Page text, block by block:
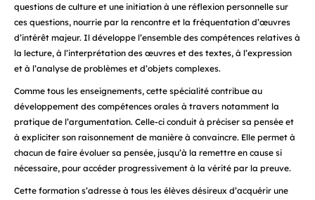
questions de culture et une initiation à une réflexion personnelle sur
ces questions, nourrie par la rencontre et la fréquentation d’œuvres
d’intérêt majeur. Il développe l’ensemble des compétences relatives à
la lecture, à l’interprétation des œuvres et des textes, à l’expression
et à l’analyse de problèmes et d’objets complexes.
Comme tous les enseignements, cette spécialité contribue au
développement des compétences orales à travers notamment la
pratique de l’argumentation. Celle-ci conduit à préciser sa pensée et
à expliciter son raisonnement de manière à convaincre. Elle permet à
chacun de faire évoluer sa pensée, jusqu’à la remettre en cause si
nécessaire, pour accéder progressivement à la vérité par la preuve.
Cette formation s’adresse à tous les élèves désireux d’acquérir une